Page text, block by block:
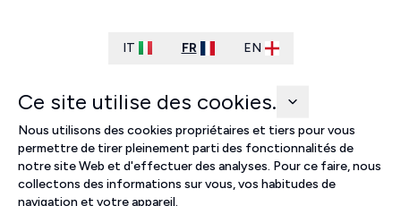
IT FR EN
Ce site utilise des cookies.
Nous utilisons des cookies propriétaires et tiers pour vous
permettre de tirer pleinement parti des fonctionnalités de
notre site Web et d'effectuer des analyses. Pour ce faire, nous
collectons des informations sur vous, vos habitudes de
navigation et votre appareil.